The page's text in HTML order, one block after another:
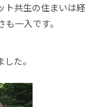
ト共生の住まいは経
一入です。
た。